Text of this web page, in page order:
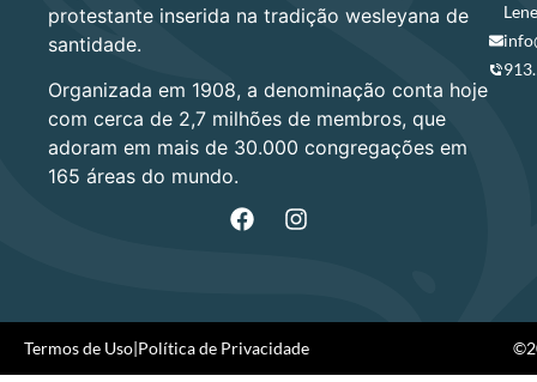
protestante inserida na tradição wesleyana de
santidade.
Organizada em 1908, a denominação conta hoje
com cerca de 2,7 milhões de membros, que
adoram em mais de 30.000 congregações em
165 áreas do mundo.
Termos de Uso|Política de Privacidade